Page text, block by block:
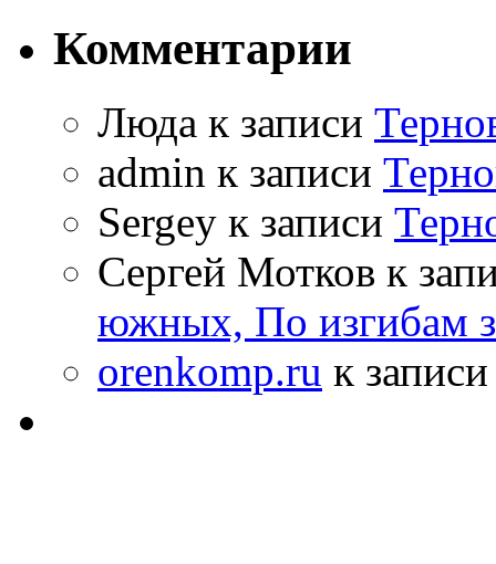
Комментарии
Люда к записи
admin к записи
Sergey к записи
Сергей Мотков к
южных, По изгибам
orenkomp.ru к